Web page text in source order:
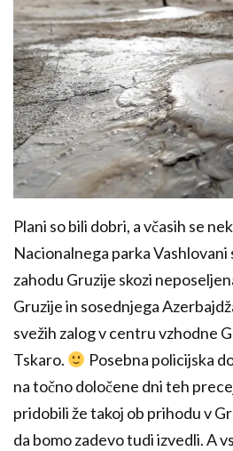
Plani so bili dobri, a včasih se
Nacionalnega parka
zahodu Gruzije skozi
Gruzije in sosednjega
svežih zalog v centru vzhodne
Tskaro.
Posebna policijska
na točno določene dni teh
pridobili že takoj ob prihodu v
da bomo zadevo tudi izvedli. A